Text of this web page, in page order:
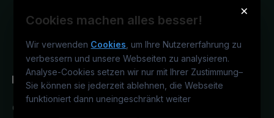
×
Cookies machen alles besser!
Wir verwenden Cookies , um Ihre Nutzererfahrung zu
verbessern und unsere Webseiten zu analysieren.
Analyse-Cookies setzen wir nur mit Ihrer Zustimmung–
Sie können sie jederzeit ablehnen, die Webseite
funktioniert dann uneingeschränkt weiter
Österreichs medizinisches